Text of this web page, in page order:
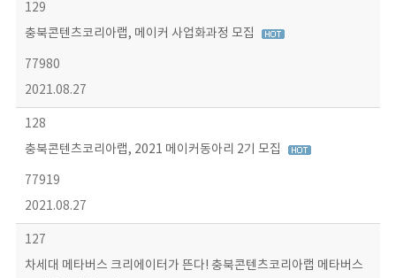
129
충북콘텐츠코리아랩, 메이커 사업화과정 모집
77980
2021.08.27
128
충북콘텐츠코리아랩, 2021 메이커동아리 2기 모집
77919
2021.08.27
127
차세대 메타버스 크리에이터가 뜬다! 충북콘텐츠코리아랩 메타버스